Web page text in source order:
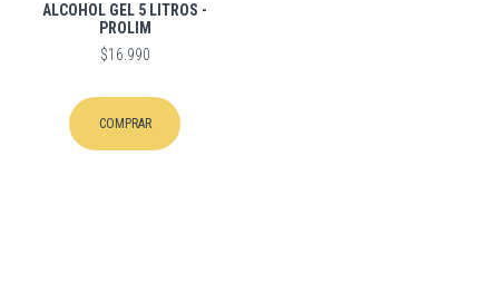
ALCOHOL GEL 5 LITROS -
PROLIM
$16.990
COMPRAR